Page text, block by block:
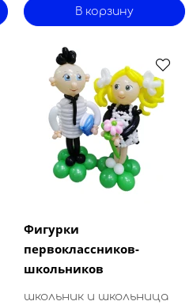
В корзину
Фигурки
первоклассников-
школьников
школьник и школьница